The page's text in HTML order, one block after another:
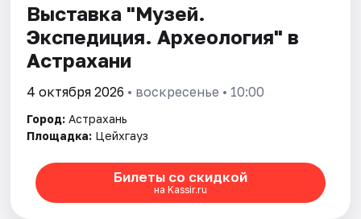
Выставка "Музей.
Экспедиция. Археология" в
Астрахани
4 октября 2026 • воскресенье • 10:00
Город: Астрахань
Площадка: Цейхгауз
Билеты со скидкой
на Kassir.ru